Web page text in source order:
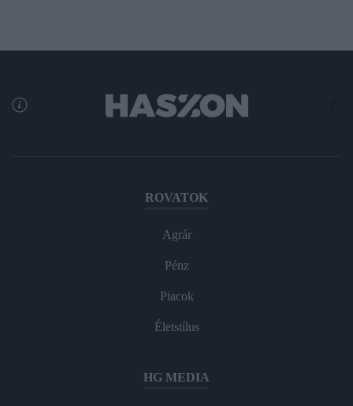
ROVATOK
Agrár
Pénz
Piacok
Életstílus
HG MEDIA